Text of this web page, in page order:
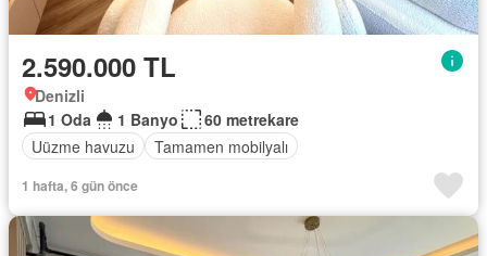
2.590.000 TL
Denizli
1 Oda
1 Banyo
60 metrekare
Uüzme havuzu
Tamamen mobilyalı
1 hafta, 6 gün önce